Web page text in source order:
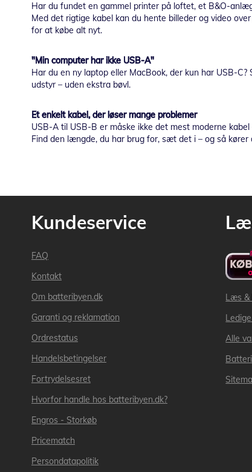
Har du fundet en gammel printer på loftet, et B&O-
Med det rigtige kabel kan du hente billeder og video
for at købe alt nyt.
"Min computer har ikke USB-A"
Har du en ny laptop eller MacBook, der kun har USB-
udstyr – uden ekstra bøvl.
Et enkelt kabel, der løser mange problemer
USB-A til USB-B er måske ikke det mest moderne
Find den længde, du har brug for, sæt det i – og så kører
Kundeservice
FAQ
Kontakt
Om batteribyen.dk
Garanti og reklamation
Ordrestatus
Handelsbetingelser
Fortrydelsesret
Hvorfor handle hos batteribyen.dk?
Engros - Storkøb
Pricematch
Persondatapolitik
Læs &
Alle